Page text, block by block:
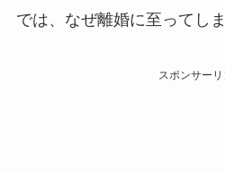
では、なぜ離婚に至ってし
スポンサーリ